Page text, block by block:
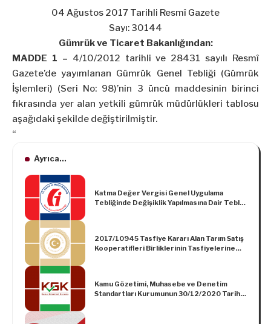
04 Ağustos 2017 Tarihli Resmî Gazete
Sayı: 30144
Gümrük ve Ticaret Bakanlığından:
MADDE 1 – 4/10/2012 tarihli ve 28431 sayılı Resmî
Gazete’de yayımlanan Gümrük Genel Tebliği (Gümrük
İşlemleri) (Seri No: 98)’nin 3 üncü maddesinin birinci
fıkrasında yer alan yetkili gümrük müdürlükleri tablosu
aşağıdaki şekilde değiştirilmiştir.
“
Ayrıca...
Katma Değer Vergisi Genel Uygulama
Tebliğinde Değişiklik Yapılmasına Dair Tebliğ
2017/10945 Tasfiye Kararı Alan Tarım Satış
Kooperatifleri Birliklerinin Tasfiyelerine
Değişiklik Yapılması Hakkında Karar
Kamu Gözetimi, Muhasebe ve Denetim
Standartları Kurumunun 30/12/2020 Tarihli